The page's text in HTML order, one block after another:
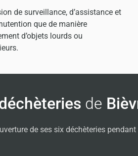
de surveillance, d’assistance et
que de manière
d’objets lourds ou
de
de ses six déchèteries